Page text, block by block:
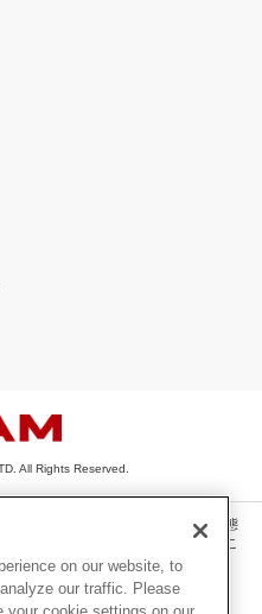
All Rights Reserved.
・写真・動画・音声等を、手段や形態
で複製、転載、ファイル化などするこ
ただけない場合があります。
on our website, to
our traffic. Please